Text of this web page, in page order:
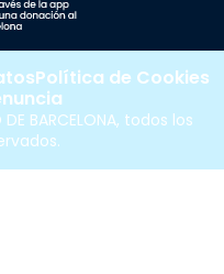
BARCELONA, todos los
Política de Cookies